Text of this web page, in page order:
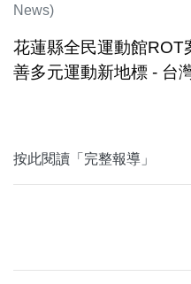
News)
花蓮縣全民運動館ROT
善多元運動新地標 - 台
按此閱讀「完整報導」